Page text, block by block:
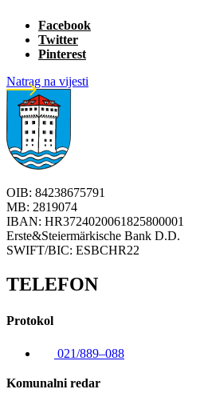
Facebook
Twitter
Pinterest
Natrag na vijesti
OIB: 84238675791
MB: 2819074
IBAN: HR3724020061825800001
Erste&Steiermärkische Bank D.D.
SWIFT/BIC: ESBCHR22
TELEFON
Protokol
021/889–088
Komunalni redar